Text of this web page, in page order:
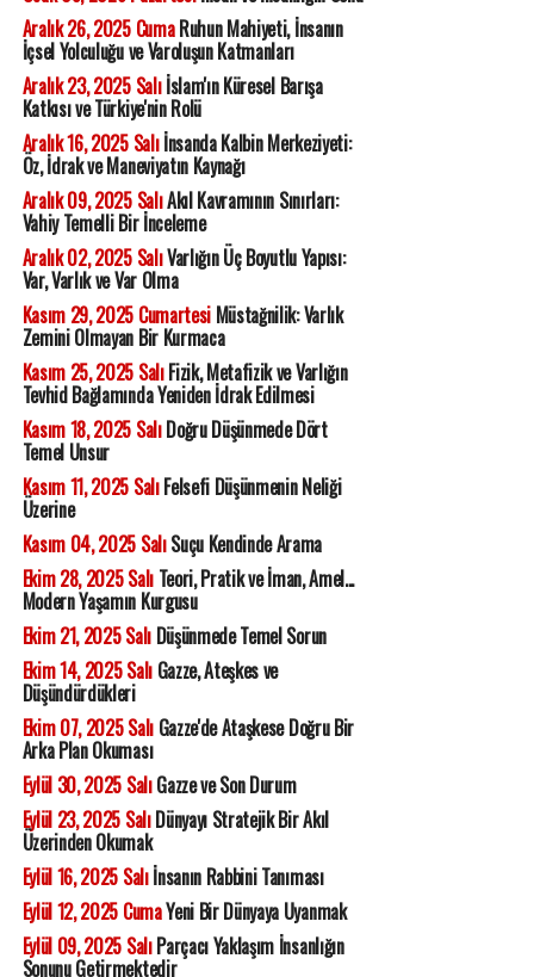
Aralık 26, 2025 CumaRuhun Mahiyeti, İnsanın
İçsel Yolculuğu ve Varoluşun Katmanları
Aralık 23, 2025 Salıİslam'ın Küresel Barışa
Katkısı ve Türkiye'nin Rolü
Aralık 16, 2025 Salıİnsanda Kalbin Merkeziyeti:
Öz, İdrak ve Maneviyatın Kaynağı
Aralık 09, 2025 SalıAkıl Kavramının Sınırları:
Vahiy Temelli Bir İnceleme
Aralık 02, 2025 SalıVarlığın Üç Boyutlu Yapısı:
Var, Varlık ve Var Olma
Kasım 29, 2025 CumartesiMüstağnilik: Varlık
Zemini Olmayan Bir Kurmaca
Kasım 25, 2025 SalıFizik, Metafizik ve Varlığın
Tevhid Bağlamında Yeniden İdrak Edilmesi
Kasım 18, 2025 SalıDoğru Düşünmede Dört
Temel Unsur
Kasım 11, 2025 SalıFelsefi Düşünmenin Neliği
Üzerine
Kasım 04, 2025 SalıSuçu Kendinde Arama
Ekim 28, 2025 SalıTeori, Pratik ve İman, Amel...
Modern Yaşamın Kurgusu
Ekim 21, 2025 SalıDüşünmede Temel Sorun
Ekim 14, 2025 SalıGazze, Ateşkes ve
Düşündürdükleri
Ekim 07, 2025 SalıGazze'de Ataşkese Doğru Bir
Arka Plan Okuması
Eylül 30, 2025 SalıGazze ve Son Durum
Eylül 23, 2025 SalıDünyayı Stratejik Bir Akıl
Üzerinden Okumak
Eylül 16, 2025 Salıİnsanın Rabbini Tanıması
Eylül 12, 2025 CumaYeni Bir Dünyaya Uyanmak
Eylül 09, 2025 SalıParçacı Yaklaşım İnsanlığın
Sonunu Getirmektedir